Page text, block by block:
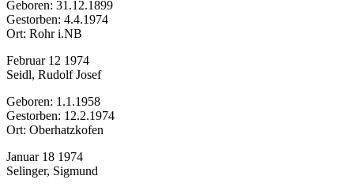
Geboren: 31.12.1899
Gestorben: 4.4.1974
Ort: Rohr i.NB
Februar 12 1974
Seidl, Rudolf Josef
Geboren: 1.1.1958
Gestorben: 12.2.1974
Ort: Oberhatzkofen
Januar 18 1974
Selinger, Sigmund